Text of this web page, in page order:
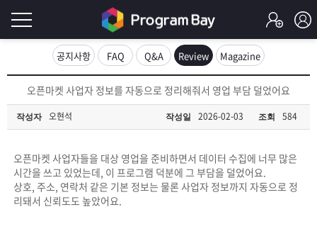
그
인
필
요
로
인
Q&A
프
공지사항 FAQ Q&A Review Magazine
오픈마켓 사업자 정보를 자동으로 정리해줘서 영업 부담 덜었어요
작성자 오현석 작성일 2026-02-03 조회 584
오픈마켓 사업자들을 대상 영업을 준비하면서 데이터 수집에 너무 많은
시간을 쓰고 있었는데, 이 프로그램 덕분에 그 부담을 덜었어요.
상호, 주소, 연락처 같은 기본 정보는 물론 사업자 정보까지 자동으로 정
리돼서 신뢰도도 높았어요.